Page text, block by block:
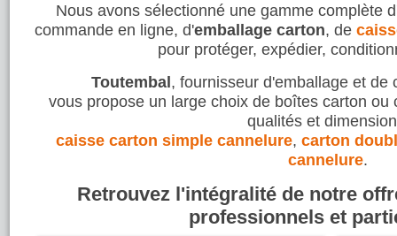
Nous avons sélectionné une gamme complète
commande en ligne, d'emballage carton, de
pour protéger, expédier,
Toutembal, fournisseur d'emballage et de
vous propose un large choix de boîtes carton ou
qualités et
caisse carton simple cannelure, carton
cannelure.
Retrouvez l'intégralité de notre
professionnels et